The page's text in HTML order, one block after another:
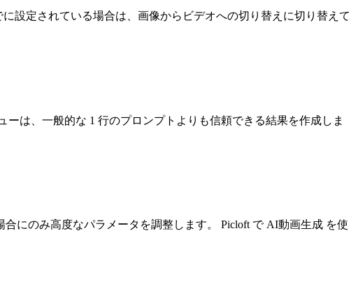
設定されている場合は、画像からビデオへの切り替えに切り替えて
は、一般的な 1 行のプロンプトよりも信頼できる結果を作成しま
にのみ高度なパラメータを調整します。 Picloft で AI動画生成 を使